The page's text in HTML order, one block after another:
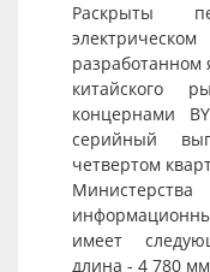
Раскрыты
разработанном
китайского
концернами
серийный
четвертом
имеет
длина - 4 780